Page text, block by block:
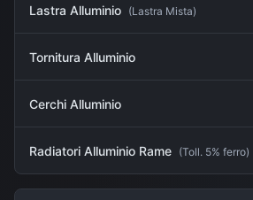
Lastra Alluminio (Lastra Mista)
Tornitura Alluminio
Cerchi Alluminio
Radiatori Alluminio Rame (Toll. 5% ferro)